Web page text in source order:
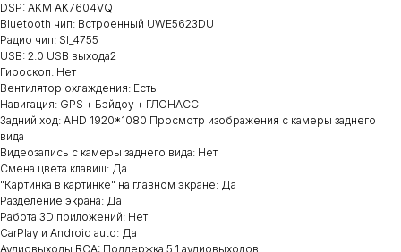
DSP: AKM AK7604VQ
Bluetooth чип: Встроенный UWE5623DU
Радио чип: SI_4755
USB: 2.0 USB выхода2
Гироскоп: Нет
Вентилятор охлаждения: Есть
Навигация: GPS + Бэйдоу + ГЛОНАСС
Задний ход: AHD 1920*1080 Просмотр изображения с камеры заднего
вида
Видеозапись с камеры заднего вида: Нет
Смена цвета клавиш: Да
"Картинка в картинке" на главном экране: Да
Разделение экрана: Да
Работа 3D приложений: Нет
CarPlay и Android auto: Да
Аудиовыходы RCA: Поддержка 5.1 аудиовыходов